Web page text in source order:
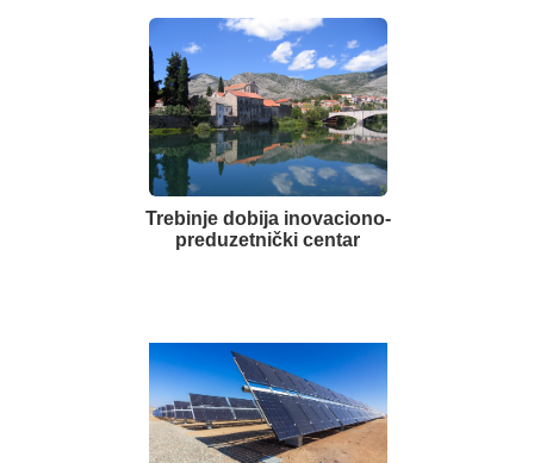
Trebinje dobija inovaciono-
preduzetnički centar